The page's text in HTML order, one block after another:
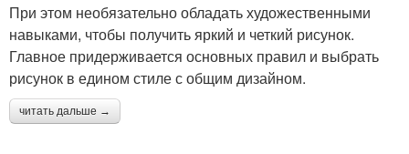
При этом необязательно обладать художественными
навыками, чтобы получить яркий и четкий рисунок.
Главное придерживается основных правил и выбрать
рисунок в едином стиле с общим дизайном.
читать дальше →